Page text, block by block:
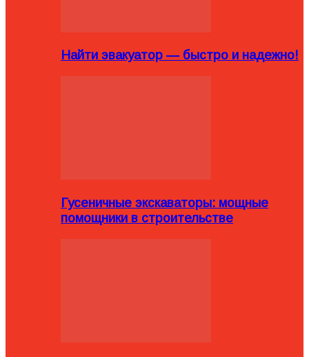
Найти эвакуатор — быстро и надежно!
Гусеничные экскаваторы: мощные
помощники в строительстве